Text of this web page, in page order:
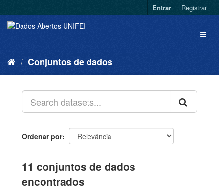
Entrar Registrar
Conjuntos de dados
Ordenar por
11 conjuntos de dados
encontrados